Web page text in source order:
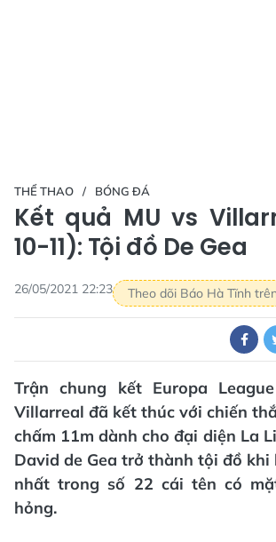
THỂ THAO BÓNG ĐÁ
Kết quả MU vs
10-11): Tội đồ De Gea
26/05/2021 22:23 Theo dõi Báo Hà Tĩnh trên
Trận chung kết Europa
Villarreal đã kết thúc với chiến
chấm 11m dành cho đại diện La
David de Gea trở thành tội đồ
nhất trong số 22 cái tên có
hỏng.